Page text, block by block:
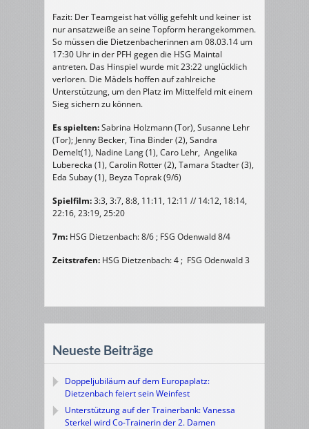
Fazit: Der Teamgeist hat völlig gefehlt und keiner ist
nur ansatzweiße an seine Topform herangekommen.
So müssen die Dietzenbacherinnen am 08.03.14 um
17:30 Uhr in der PFH gegen die HSG Maintal
antreten. Das Hinspiel wurde mit 23:22 unglücklich
verloren. Die Mädels hoffen auf zahlreiche
Unterstützung, um den Platz im Mittelfeld mit einem
Sieg sichern zu können.
Es spielten:Sabrina Holzmann (Tor), Susanne Lehr
(Tor); Jenny Becker, Tina Binder (2), Sandra
Demelt(1), Nadine Lang (1), Caro Lehr, Angelika
Luberecka (1), Carolin Rotter (2), Tamara Stadter (3),
Eda Subay (1), Beyza Toprak (9/6)
Spielfilm:3:3, 3:7, 8:8, 11:11, 12:11 // 14:12, 18:14,
22:16, 23:19, 25:20
7m: HSG Dietzenbach: 8/6 ; FSG Odenwald 8/4
Zeitstrafen: HSG Dietzenbach: 4 ; FSG Odenwald 3
Neueste Beiträge
Doppeljubiläum auf dem Europaplatz:
Dietzenbach feiert sein Weinfest
Unterstützung auf der Trainerbank: Vanessa
Sterkel wird Co-Trainerin der 2. Damen